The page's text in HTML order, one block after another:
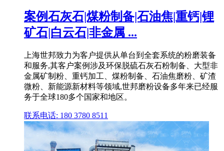
案例石灰石|煤粉制备|石油焦|重钙|锂
矿石|白云石|非金属 ...
上海世邦致力为客户提供从单台到全套系统的粉磨装备
和服务,其客户案例涉及环保脱硫石灰石粉制备、大型非
金属矿制粉、重钙加工、煤粉制备、石油焦磨粉、矿渣
微粉、新能源新材料等领域,世邦磨粉设备多年来已经服
务于全球180多个国家和地区。
联系电话: 180 3780 8511